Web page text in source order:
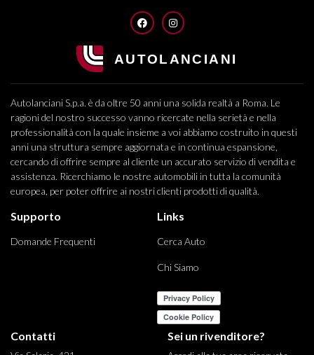
FACEBOOKINSTAGRAM
Autolanciani S.p.a. è da oltre 50 anni una solida realtà a Roma. Le
ragioni del nostro successo vanno ricercate nella serietà e nella
professionalità con la quale insieme a voi abbiamo costruito in questi
anni una struttura sempre aggiornata e in continua espansione,
cercando di offrire sempre al cliente un accurato servizio di vendita e
assistenza. Ricerchiamo le nostre automobili in tutta la comunità
europea, per poter offrire ai nostri clienti prodotti di qualità.
Supporto
Domande Frequenti
Links
Cerca Auto
Chi Siamo
Contatti Sei un rivenditore?